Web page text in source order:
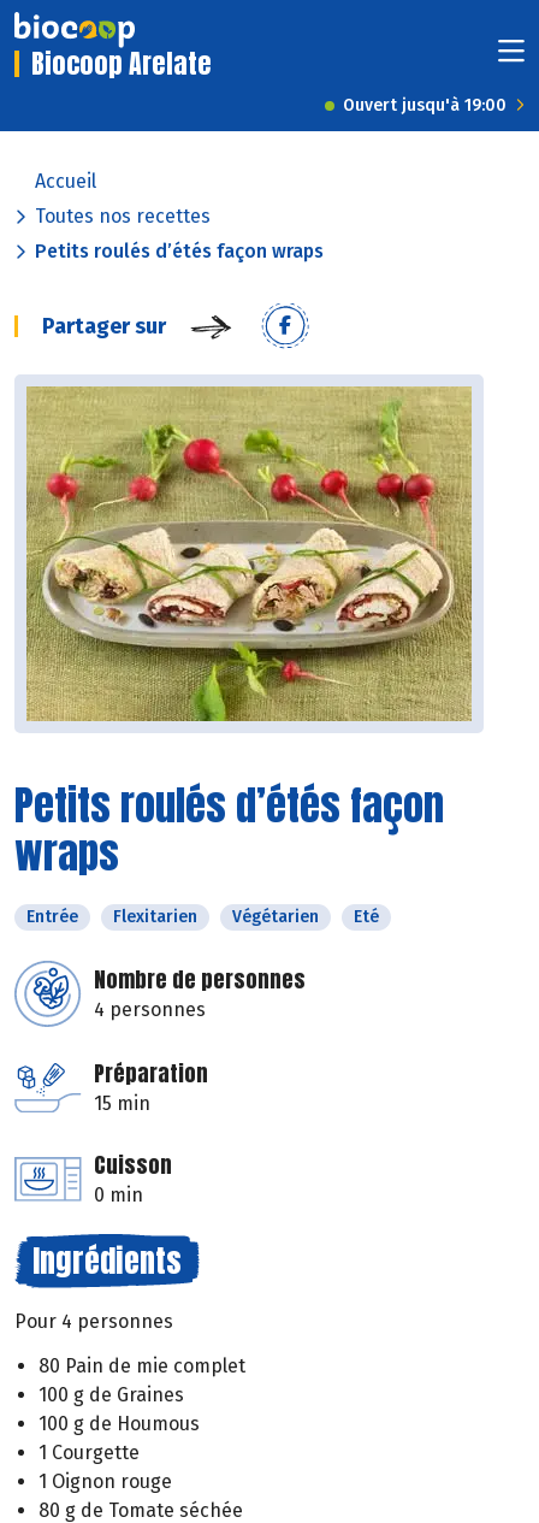
Biocoop Arelate
Ouvert jusqu'à 19:00
Accueil
Toutes nos recettes
Petits roulés d’étés façon wraps
Partager sur
Petits roulés d’étés façon
wraps
Entrée Flexitarien Végétarien Eté
Nombre de personnes
4 personnes
Préparation
15 min
Cuisson
0 min
Ingrédients
Pour 4 personnes
80 Pain de mie complet
100 g de Graines
100 g de Houmous
1 Courgette
1 Oignon rouge
80 g de Tomate séchée